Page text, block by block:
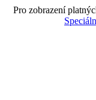
Pro zobrazení